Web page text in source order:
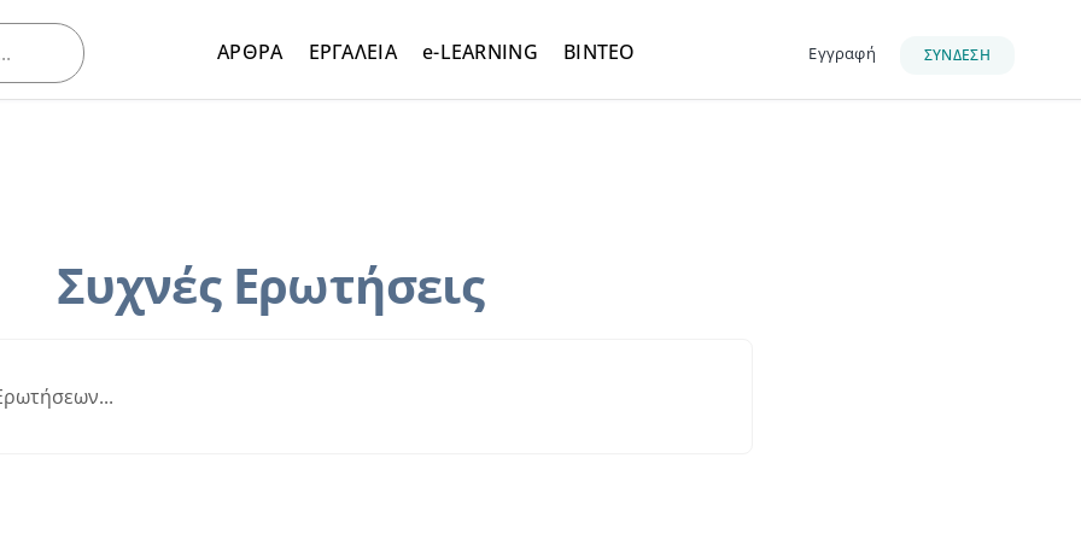
ΑΡΘΡΑ ΕΡΓΑΛΕΙΑ e-LEARNING ΒΙΝΤΕΟ Εγγραφή ΣΥΝΔΕΣΗ
Συχνές Ερωτήσεις